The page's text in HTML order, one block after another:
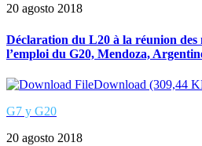
20 agosto 2018
Déclaration du L20 à la réunion
l’emploi du G20, Mendoza,
Download (309,44
G7 y G20
20 agosto 2018